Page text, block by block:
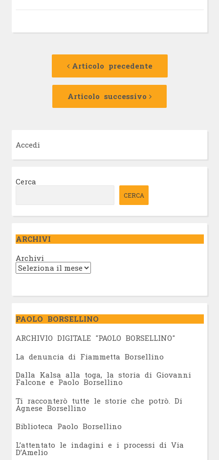
Navigazione
Articolo precedente
Articolo
Articolo successivo
Articolo
Accedi
Cerca
CERCA
ARCHIVI
Archivi
PAOLO BORSELLINO
ARCHIVIO DIGITALE "PAOLO BORSELLINO"
La denuncia di Fiammetta Borsellino
Dalla Kalsa alla toga, la storia di Giovanni
Falcone e Paolo Borsellino
Ti racconterò tutte le storie che potrò. Di
Agnese Borsellino
Biblioteca Paolo Borsellino
L’attentato le indagini e i processi di Via
D’Amelio